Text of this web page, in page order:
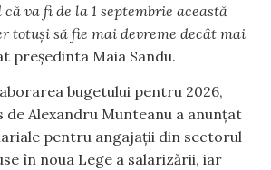
va fi de la 1 septembrie această
totuși să fie mai devreme decât mai
președinta Maia Sandu.
bugetului pentru 2026,
de Alexandru Munteanu a anunțat
pentru angajații din sectorul
în noua Lege a salarizării, iar